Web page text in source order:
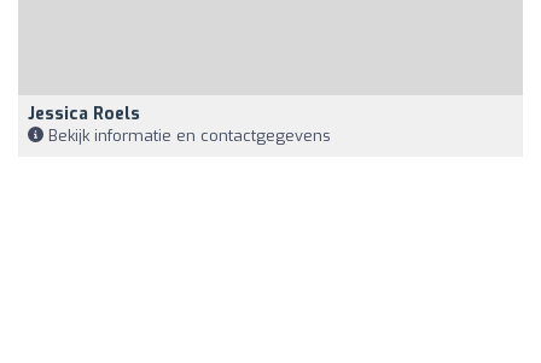
Jessica Roels
Bekijk informatie en contactgegevens